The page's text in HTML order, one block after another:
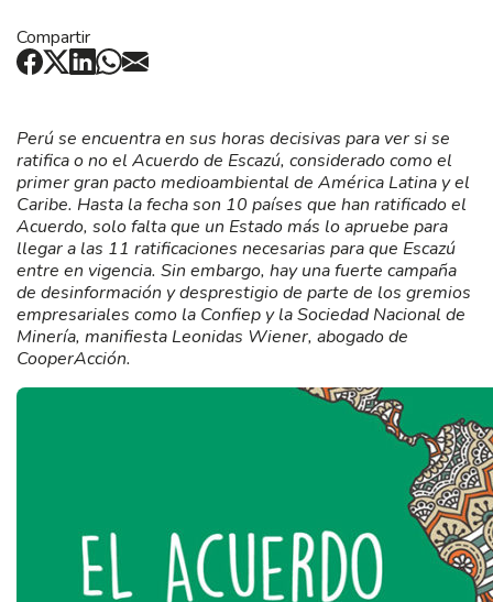
Compartir
Perú se encuentra en sus horas decisivas para ver si se
ratifica o no el Acuerdo de Escazú, considerado como el
primer gran pacto medioambiental de América Latina y el
Caribe. Hasta la fecha son 10 países que han ratificado el
Acuerdo, solo falta que un Estado más lo apruebe para
llegar a las 11 ratificaciones necesarias para que Escazú
entre en vigencia. Sin embargo, hay una fuerte campaña
de desinformación y desprestigio de parte de los gremios
empresariales como la Confiep y la Sociedad Nacional de
Minería, manifiesta Leonidas Wiener, abogado de
CooperAcción.